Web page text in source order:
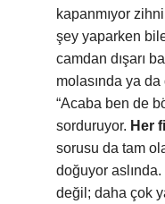
kapanmıyor
şey yaparken
camdan dışarı
molasında ya
“Acaba ben de
sorduruyor. Her
sorusu da tam
doğuyor
değil; daha çok